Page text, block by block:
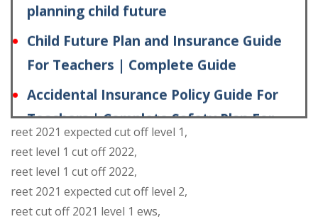
For Teachers | Complete Guide
Accidental Insurance Policy Guide For
Teachers | Complete Safety Plan For
Teachers
Pension Plans and Retirement Insurance
For Teachers | Complete Guide For
Teachers
LIC Policies Comparison For Teachers |
reet 2021 expected cut off level 1,
reet level 1 cut off 2022,
reet level 1 cut off 2022,
reet 2021 expected cut off level 2,
reet cut off 2021 level 1 ews,